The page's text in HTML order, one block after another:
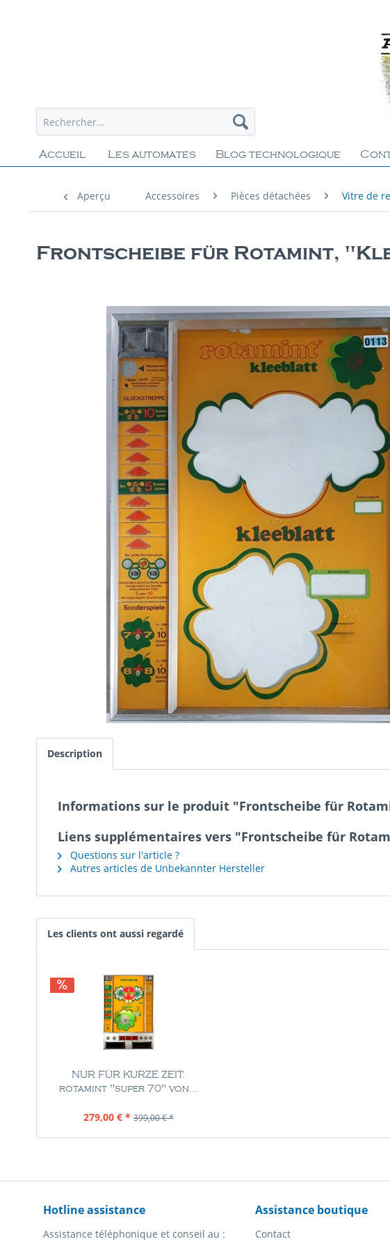
Accueil Les automates Blog technologique
Aperçu Accessoires Pièces détachées Vitre de
Frontscheibe für Rotamint,
Description
Informations sur le produit "Frontscheibe für
Liens supplémentaires vers "Frontscheibe für
Questions sur l'article ?
Autres articles de Unbekannter Hersteller
Les clients ont aussi regardé
NUR FÜR KURZE ZEIT:
rotamint "super 70" von...
Contenu
279,00 € * 399,00 € *
Hotline assistance
Assistance téléphonique et conseil au :
Assistance boutique
Contact